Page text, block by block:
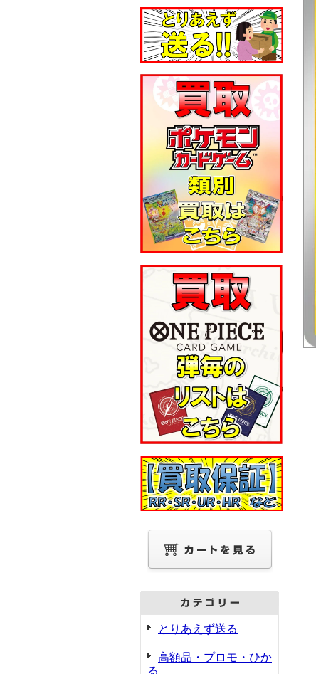
とりあえず送る
高額品・プロモ・ひか
る